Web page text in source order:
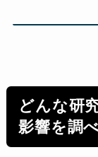
どんな研
影響を調